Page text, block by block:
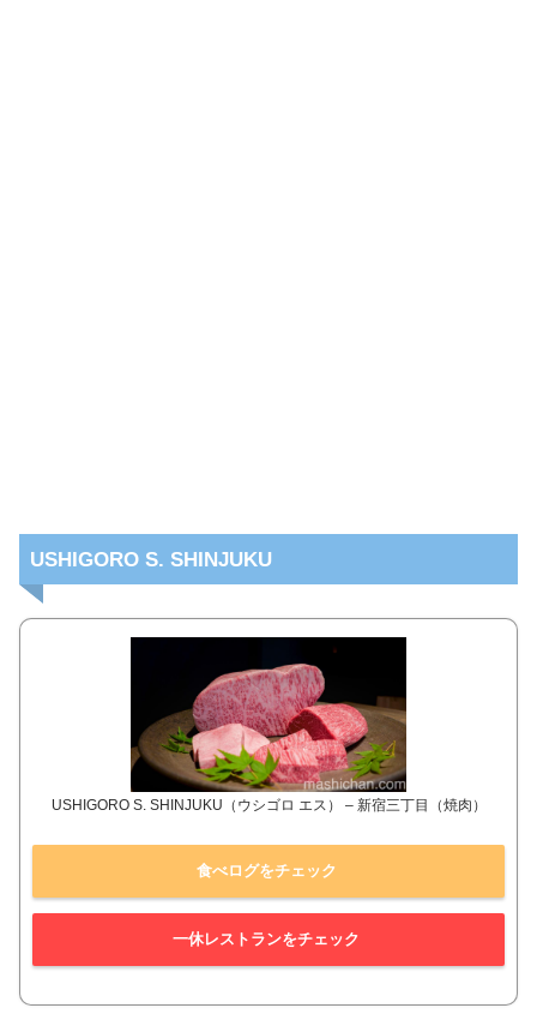
USHIGORO S. SHINJUKU
USHIGORO S. SHINJUKU（ウシゴロ エス） – 新宿三丁目（焼肉）
食べログをチェック
一休レストランをチェック